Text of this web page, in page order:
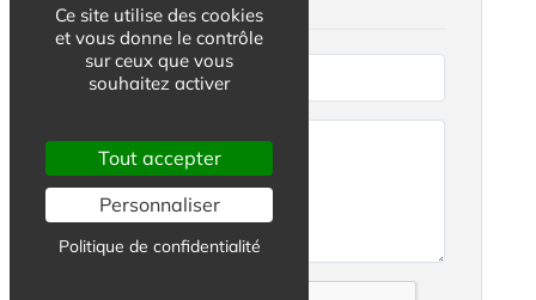
Votre projet :
Ville recherchée *
Ce site utilise des cookies
et vous donne le contrôle
sur ceux que vous
souhaitez activer
Tout accepter
Personnaliser
Politique de confidentialité